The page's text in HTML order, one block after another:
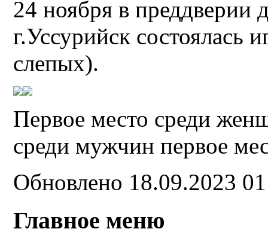
24 ноября в
г.Уссурийск состоялась
слепых).
Первое место среди
среди мужчин первое
Обновлено 18.09.2023
Главное меню